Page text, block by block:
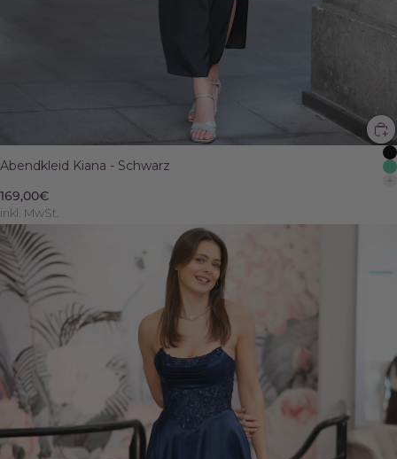
Abendkleid Kiana - Schwarz
169,00€
inkl. MwSt.